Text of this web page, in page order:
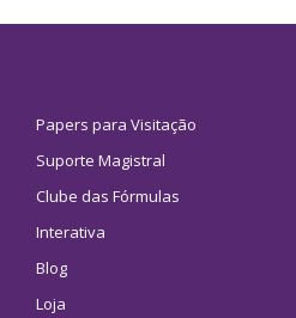
Papers para Visitação
Suporte Magistral
Clube das Fórmulas
Interativa
Blog
Loja